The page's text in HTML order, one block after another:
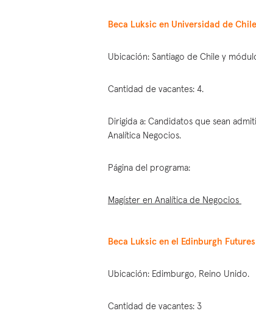
Beca Luksic en Universidad de
Ubicación: Santiago de Chile y
Cantidad de vacantes: 4.
Dirigida a: Candidatos que sean
Analítica Negocios.
Página del programa:
Magíster en Analítica de Negocios
Beca Luksic en el Edinburgh
Ubicación: Edimburgo, Reino Unido.
Cantidad de vacantes: 3